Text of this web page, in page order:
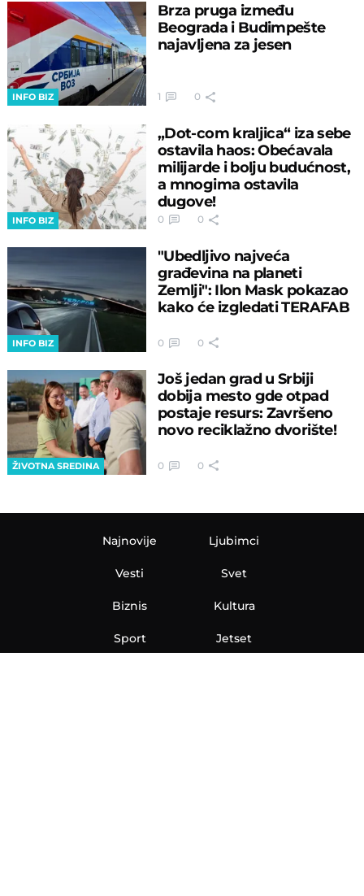
INFO BIZ
Brza pruga između
Beograda i Budimpešte
najavljena za jesen
1 0
INFO BIZ
„Dot-com kraljica“ iza sebe
ostavila haos: Obećavala
milijarde i bolju budućnost,
a mnogima ostavila
dugove!
0 0
INFO BIZ
"Ubedljivo najveća
građevina na planeti
Zemlji": Ilon Mask pokazao
kako će izgledati TERAFAB
0 0
ŽIVOTNA SREDINA
Još jedan grad u Srbiji
dobija mesto gde otpad
postaje resurs: Završeno
novo reciklažno dvorište!
0 0
Najnovije
Vesti
Biznis
Sport
Ljubimci
Svet
Kultura
Jetset